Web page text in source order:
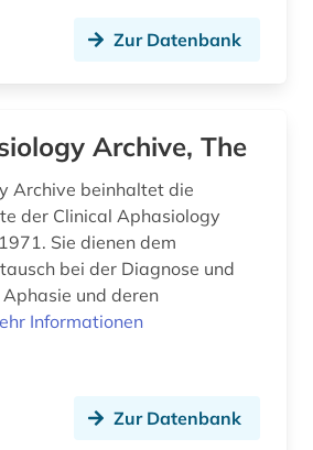
informationswissenschaft (1)
(1)
ingenieurwissenschaften (1)
Zur Datenbank
Archive, The
Archive beinhaltet die
der Clinical Aphasiology
Sie dienen dem
bei der Diagnose und
und deren
Informationen
Zur Datenbank